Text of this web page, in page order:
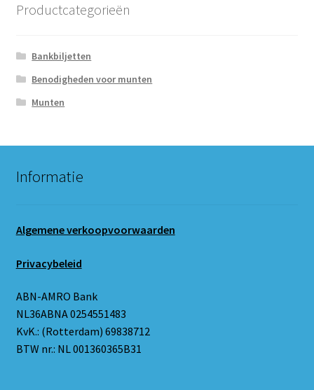
Productcategorieën
Bankbiljetten
Benodigheden voor munten
Munten
Informatie
Algemene verkoopvoorwaarden
Privacybeleid
ABN-AMRO Bank
NL36ABNA 0254551483
KvK.: (Rotterdam) 69838712
BTW nr.: NL 001360365B31